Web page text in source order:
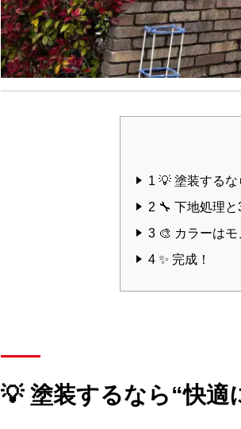
1 💡 塗装するな
2 🔧 下地処理と
3 🎨 カラーはモ
4 ✨ 完成！
💡 塗装するなら“快適